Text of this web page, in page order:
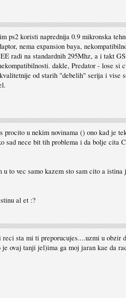
ps2 koristi naprednija 0.9 mikronska
nema expansion baya,
radi na standardnih 295Mhz, a i takt
dakle, Predator - lose si
od starih "debelih" serija i vise
procito u nekim novinama () ono kad je
sad nece bit tih problema i da bolje cita
u to vec samo kazem sto sam cito a
al et :?
sta mi ti preporucujes....uzmi u obzir
ovaj tanji jel)ima ga moj jaran kae da